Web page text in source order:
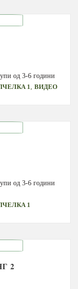
од 3-6 години
1 ,ВИДЕО
од 3-6 години
1
2